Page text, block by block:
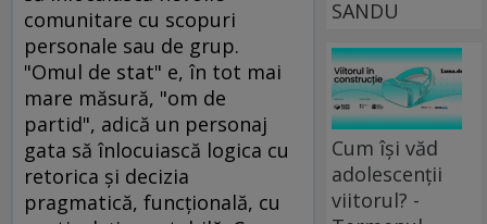
comunitare cu scopuri
personale sau de grup.
"Omul de stat" e, în tot mai
mare măsură, "om de
partid", adică un personaj
gata să înlocuiască logica cu
retorica şi decizia
pragmatică, funcţională, cu
SANDU
Cum își văd
adolescenții
viitorul? -